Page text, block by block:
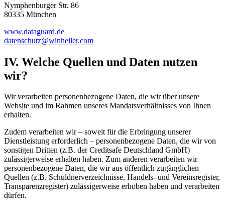
Nymphenburger Str. 86
80335 München
www.dataguard.de
datenschutz@winheller.com
IV. Welche Quellen und Daten nutzen
wir?
Wir verarbeiten personenbezogene Daten, die wir über unsere
Website und im Rahmen unseres Mandatsverhältnisses von Ihnen
erhalten.
Zudem verarbeiten wir – soweit für die Erbringung unserer
Dienstleistung erforderlich – personenbezogene Daten, die wir von
sonstigen Dritten (z.B. der Creditsafe Deutschland GmbH)
zulässigerweise erhalten haben. Zum anderen verarbeiten wir
personenbezogene Daten, die wir aus öffentlich zugänglichen
Quellen (z.B. Schuldnerverzeichnisse, Handels- und Vereinsregister,
Transparenzregister) zulässigerweise erhoben haben und verarbeiten
dürfen.